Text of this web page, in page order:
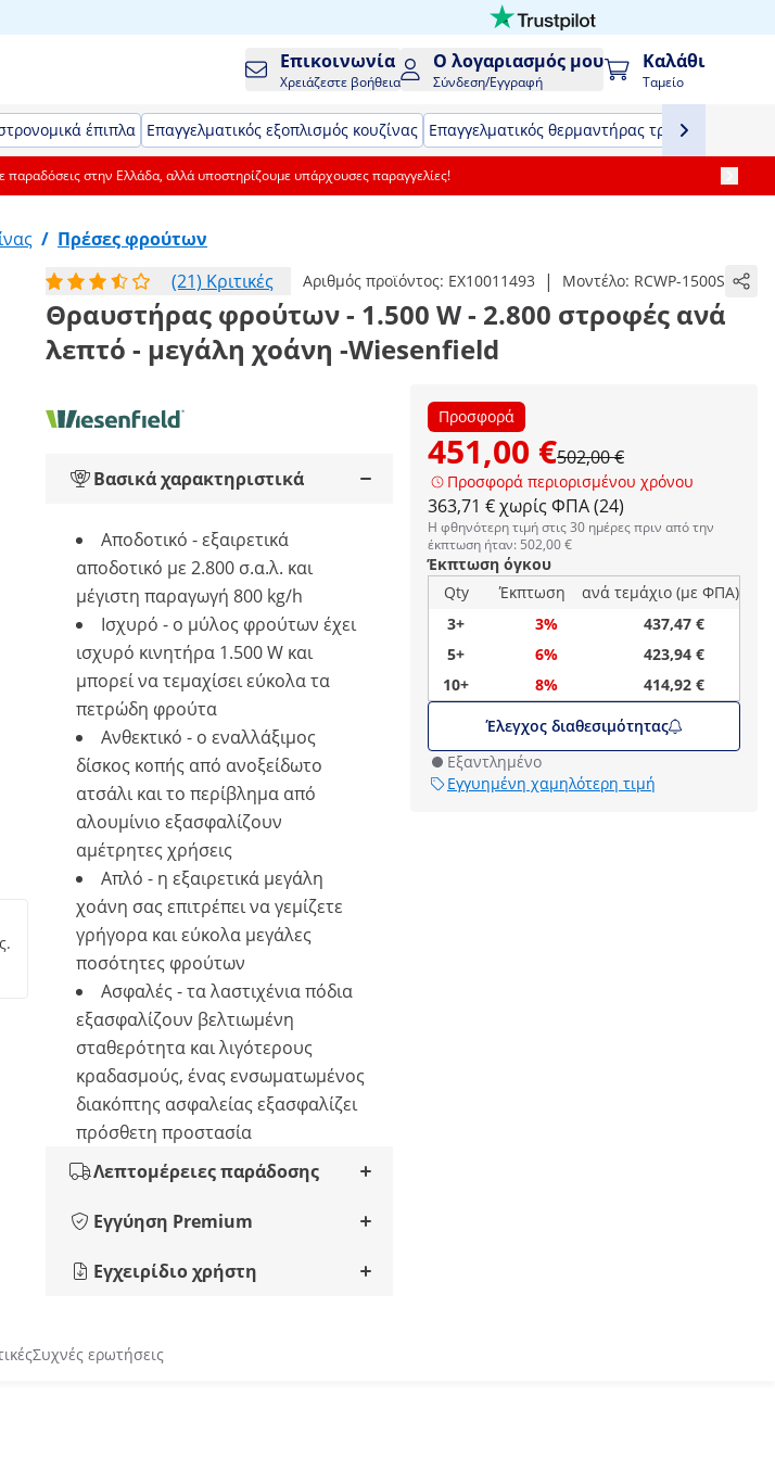
Επικοινωνία
Χρειάζεστε βοήθεια
Ο λογαριασμός μου
Σύνδεση/Εγγραφή
Καλάθι
Ταμείο
έπιπλα Επαγγελματικός εξοπλισμός κουζίνας Επαγγελματικός θερμαντήρας τροφίμων
παραδόσεις στην Ελλάδα, αλλά υποστηρίζουμε υπάρχουσες παραγγελίες!
/ Πρέσες φρούτων
(21) Κριτικές
Αριθμός προϊόντος: EX10011493 | Μοντέλο: RCWP-1500S
Θραυστήρας φρούτων - 1.500 W - 2.800 στροφές ανά
λεπτό - μεγάλη χοάνη -Wiesenfield
Προσφορά
451,00 €502,00 €
Προσφορά περιορισμένου χρόνου
363,71 € χωρίς ΦΠΑ (24)
Η φθηνότερη τιμή στις 30 ημέρες πριν από την
έκπτωση ήταν: 502,00 €
Έκπτωση όγκου
Qty
Έκπτωση
ανά τεμάχιο (με ΦΠΑ)
3+
3%
437,47 €
5+
6%
423,94 €
10+
8%
414,92 €
Έλεγχος διαθεσιμότητας
Εξαντλημένο
Εγγυημένη χαμηλότερη τιμή
Βασικά χαρακτηριστικά
Αποδοτικό - εξαιρετικά
αποδοτικό με 2.800 σ.α.λ. και
μέγιστη παραγωγή 800 kg/h
Ισχυρό - ο μύλος φρούτων έχει
ισχυρό κινητήρα 1.500 W και
μπορεί να τεμαχίσει εύκολα τα
πετρώδη φρούτα
Ανθεκτικό - ο εναλλάξιμος
δίσκος κοπής από ανοξείδωτο
ατσάλι και το περίβλημα από
αλουμίνιο εξασφαλίζουν
αμέτρητες χρήσεις
Απλό - η εξαιρετικά μεγάλη
χοάνη σας επιτρέπει να γεμίζετε
γρήγορα και εύκολα μεγάλες
ποσότητες φρούτων
Ασφαλές - τα λαστιχένια πόδια
εξασφαλίζουν βελτιωμένη
σταθερότητα και λιγότερους
κραδασμούς, ένας ενσωματωμένος
διακόπτης ασφαλείας εξασφαλίζει
πρόσθετη προστασία
Λεπτομέρειες παράδοσης
Εγγύηση Premium
Εγχειρίδιο χρήστη
Συχνές ερωτήσεις